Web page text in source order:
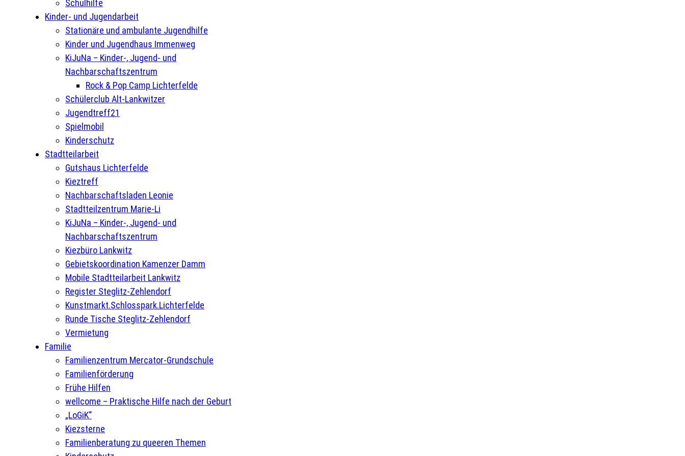
Schulhilfe
Kinder- und Jugendarbeit
Stationäre und ambulante Jugendhilfe
Kinder und Jugendhaus Immenweg
KiJuNa – Kinder-, Jugend- und
Nachbarschaftszentrum
Rock & Pop Camp Lichterfelde
Schülerclub Alt-Lankwitzer
Jugendtreff21
Spielmobil
Kinderschutz
Stadtteilarbeit
Gutshaus Lichterfelde
Kieztreff
Nachbarschaftsladen Leonie
Stadtteilzentrum Marie-Li
KiJuNa – Kinder-, Jugend- und
Nachbarschaftszentrum
Kiezbüro Lankwitz
Gebietskoordination Kamenzer Damm
Mobile Stadtteilarbeit Lankwitz
Register Steglitz-Zehlendorf
Kunstmarkt.Schlosspark.Lichterfelde
Runde Tische Steglitz-Zehlendorf
Vermietung
Familie
Familienzentrum Mercator-Grundschule
Familienförderung
Frühe Hilfen
wellcome – Praktische Hilfe nach der Geburt
„LoGiK“
Kiezsterne
Familienberatung zu queeren Themen